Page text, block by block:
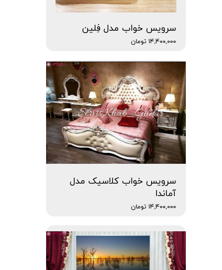
سرویس خواب مدل فِلین
۱۴,۴۰۰,۰۰۰ تومان
سرویس خواب کلاسیک مدل
آماندا
۱۴,۴۰۰,۰۰۰ تومان